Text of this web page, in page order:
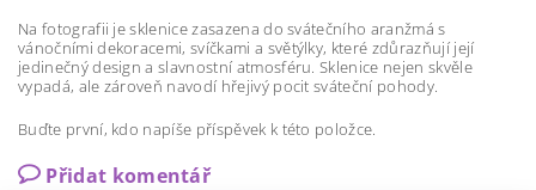
Na fotografii je sklenice zasazena do svátečního aranžmá s
vánočními dekoracemi, svíčkami a světýlky, které zdůrazňují její
jedinečný design a slavnostní atmosféru. Sklenice nejen skvěle
vypadá, ale zároveň navodí hřejivý pocit sváteční pohody.
Buďte první, kdo napíše příspěvek k této položce.
Přidat komentář